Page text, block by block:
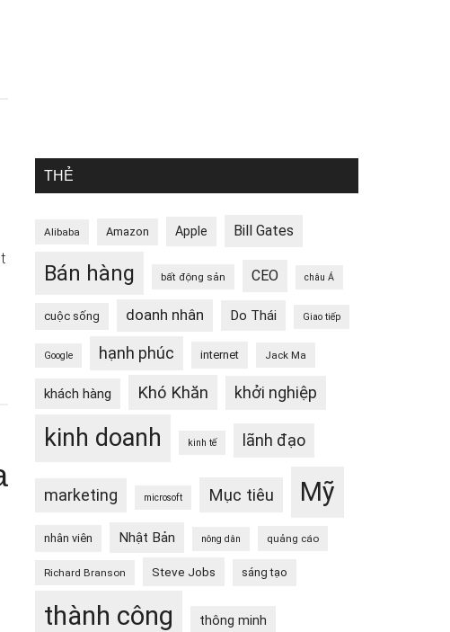
THẺ
Alibaba Amazon Apple Bill Gates
Bán hàng bất động sản CEO châu Á
cuộc sống doanh nhân Do Thái Giao tiếp
Google hạnh phúc internet Jack Ma
khách hàng Khó Khăn khởi nghiệp
kinh doanh kinh tế lãnh đạo
marketing microsoft Mục tiêu Mỹ
nhân viên Nhật Bản nông dân quảng cáo
Richard Branson Steve Jobs sáng tạo
thành công thông minh